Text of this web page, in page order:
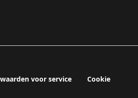
voor service Cookie